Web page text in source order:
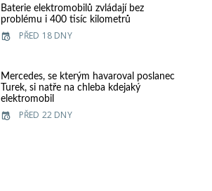
Baterie elektromobilů zvládají bez
problému i 400 tisíc kilometrů
PŘED 18 DNY
Mercedes, se kterým havaroval poslanec
Turek, si natře na chleba kdejaký
elektromobil
PŘED 22 DNY